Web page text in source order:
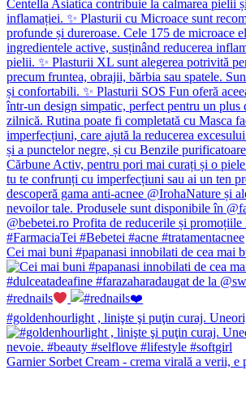
Cei mai buni #papanasi innobilati de cea mai
#rednails
#goldenhourlight , linişte şi puţin curaj.
Garnier Sorbet Cream - crema virală a verii, e